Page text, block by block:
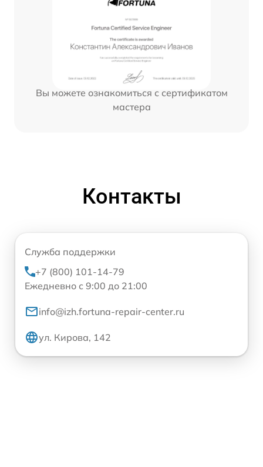
Вы можете ознакомиться с сертификатом
мастера
Контакты
Служба поддержки
+7 (800) 101-14-79
Ежедневно с 9:00 до 21:00
info@izh.fortuna-repair-center.ru
ул. Кирова, 142